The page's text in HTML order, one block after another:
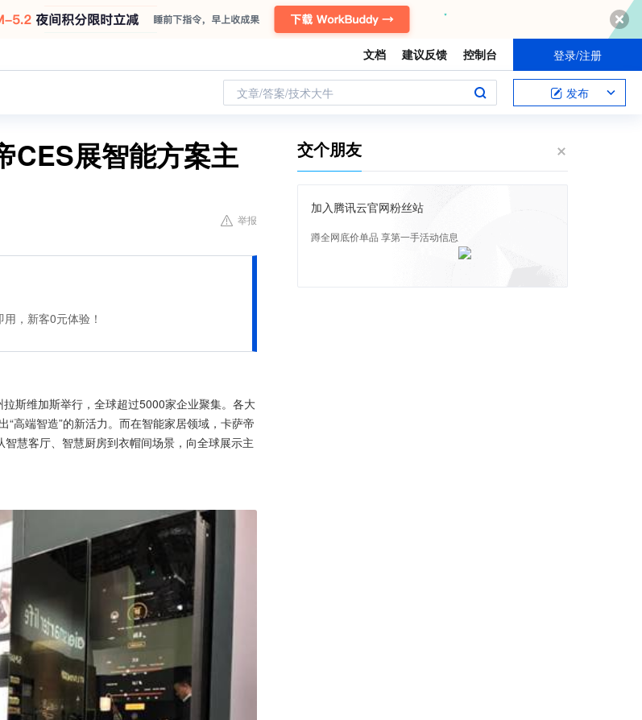
文档 建议反馈 控制台 登录/注册
文章/答案/技术大牛 发布
CES展智能方案主
举报
，新客0元体验！
斯维加斯举行，全球超过5000家企业聚集。各大
高端智造”的新活力。而在智能家居领域，卡萨帝
慧客厅、智慧厨房到衣帽间场景，向全球展示主
交个朋友
加入腾讯云官网粉丝站
蹲全网底价单品 享第一手活动信息